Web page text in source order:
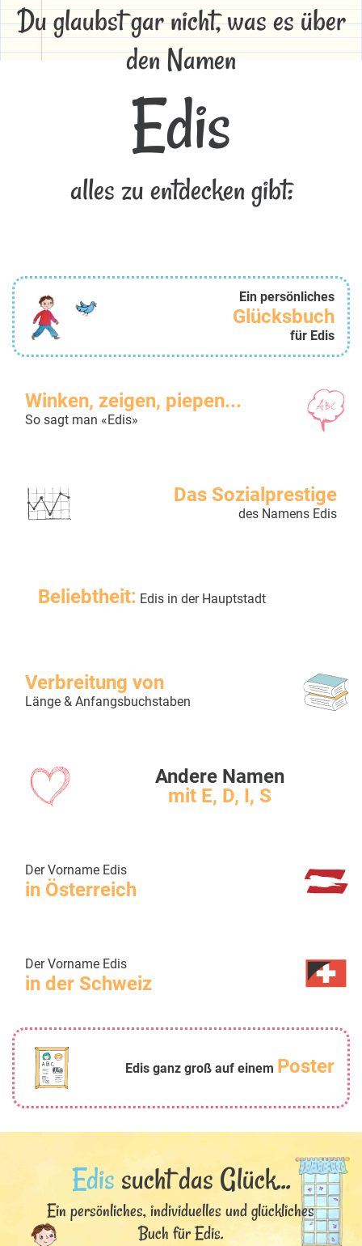
Du glaubst gar nicht, was es über
den Namen
Edis
alles zu entdecken gibt:
Ein persönliches
Glücksbuch
für Edis
Winken, zeigen, piepen...
So sagt man «Edis»
Das Sozialprestige
des Namens Edis
Beliebtheit: Edis in der Hauptstadt
Verbreitung von
Länge & Anfangsbuchstaben
Andere Namen
mit E, D, I, S
Der Vorname Edis
in Österreich
Der Vorname Edis
in der Schweiz
Edis ganz groß auf einem Poster
Edis sucht das Glück...
Ein persönliches, individuelles und glückliches
Buch für Edis.